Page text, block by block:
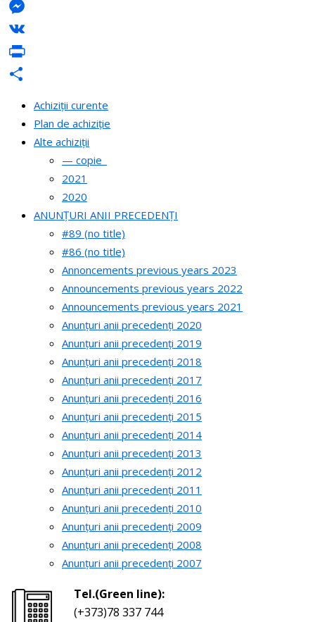
LinkedIn
Messenger
VK
PrintFriendly
Achiziții curente
Plan de achiziție
Alte achiziții
— copie_
2021
2020
ANUNȚURI ANII PRECEDENȚI
#89 (no title)
#86 (no title)
Annoncements previous years 2023
Announcements previous years 2022
Announcements previous years 2021
Anunțuri anii precedenți 2020
Anunțuri anii precedenți 2019
Anunțuri anii precedenți 2018
Anunțuri anii precedenți 2017
Anunțuri anii precedenți 2016
Anunțuri anii precedenți 2015
Anunțuri anii precedenți 2014
Anunțuri anii precedenți 2013
Anunțuri anii precedenți 2012
Anunțuri anii precedenți 2011
Anunțuri anii precedenți 2010
Anunțuri anii precedenți 2009
Anunțuri anii precedenți 2008
Anunțuri anii precedenți 2007
Tel.(Green line):
(+373)78 337 744